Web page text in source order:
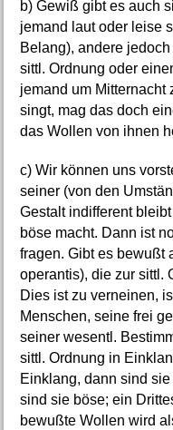
b) Gewiß gibt es auch
jemand laut oder leise
Belang), andere
sittl. Ordnung oder
jemand um Mitternacht
singt, mag das doch
das Wollen von ihnen
c) Wir können uns
seiner (von den
Gestalt indifferent
böse macht. Dann ist
fragen. Gibt es bewußt
operantis), die zur sittl.
Dies ist zu verneinen,
Menschen, seine frei
seiner wesentl.
sittl. Ordnung in
Einklang, dann sind
sind sie böse; ein
bewußte Wollen wird